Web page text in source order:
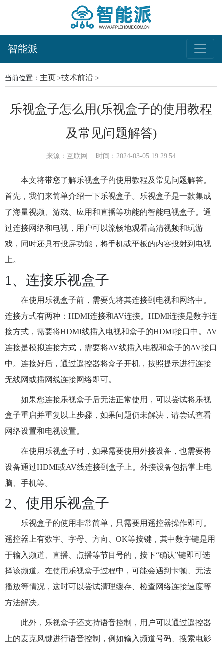
智能派
当前位置： 主页 >技术前沿 >
乐视盒子怎么用(乐视盒子的使用教程
及常见问题解答)
来源：互联网 时间：2024-03-05 19:29:54
本文将带您了解乐视盒子的使用教程及常见问题解答。
首先，我们来简单介绍一下乐视盒子。乐视盒子是一款集成
了海量视频、游戏、应用和直播等功能的智能电视盒子。通
过连接网络和电视，用户可以流畅地观看高清视频和玩游
戏，同时还具有投屏功能，将手机或平板的内容投射到电视
上。
1、连接乐视盒子
在使用乐视盒子前，需要先将其连接到电视和网络中。
连接方式有两种：HDMI连接和AV连接。HDMI连接是数字连
接方式，需要将HDMI线插入电视和盒子的HDMI接口中。AV
连接是模拟连接方式，需要将AV线插入电视和盒子的AV接口
中。连接好后，通过遥控器将盒子开机，按照提示进行连接
无线网或插网线连接网络即可。
如果您连接乐视盒子后无法正常使用，可以尝试将乐视
盒子重启并重复以上步骤，如果问题仍未解决，请尝试查看
网络设置和电视设置。
在使用乐视盒子时，如果需要使用外接设备，也需要将
设备通过HDMI或AV线连接到盒子上。外接设备包括掌上电
脑、手机等。
2、使用乐视盒子
乐视盒子的使用非常简单，只需要用遥控器操作即可。
遥控器上有数字、字母、方向、OK等按键，其中数字键是用
于输入频道、直播、点播等节目号的，按下“确认”键即可选
择该频道。在使用乐视盒子过程中，可能会遇到卡顿、无法
播放等情况，这时可以尝试清理缓存、检查网络连接速度等
方法解决。
此外，乐视盒子还支持语音控制，用户可以通过遥控器
上的麦克风键进行语音控制，例如输入频道号码、搜索电影